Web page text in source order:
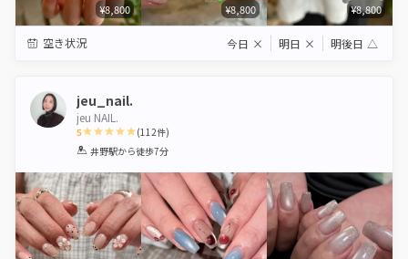
¥8,800 ¥8,800 ¥8,800
空き状況 今日 × 明日 × 明後日 △
jeu_nail.
jeu NAIL.
5
1 2 3 4 5
(112件)
井野駅から徒歩7分